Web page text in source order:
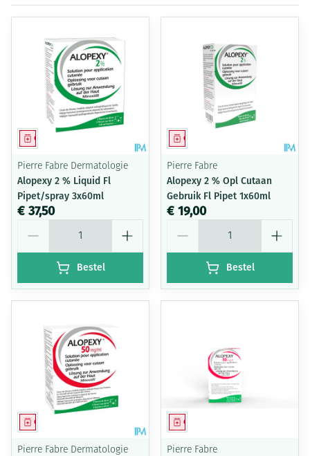
Geneesmiddel
Pierre Fabre Dermatologie
Alopexy 2 % Liquid Fl
Pipet/spray 3x60ml
€ 37,50
Bestel
Geneesmiddel
Pierre Fabre
Alopexy 2 % Opl Cutaan
Gebruik Fl Pipet 1x60ml
€ 19,00
Bestel
Geneesmiddel
Pierre Fabre Dermatologie
Geneesmiddel
Pierre Fabre